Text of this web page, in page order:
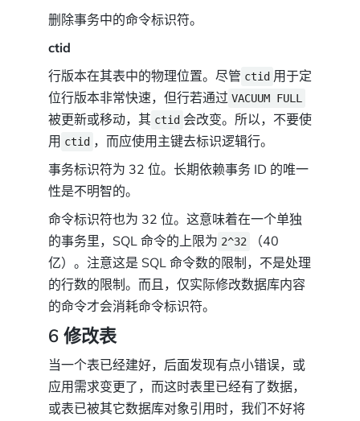
删除事务中的命令标识符。
ctid
行版本在其表中的物理位置。尽管 ctid 用于定
位行版本非常快速，但行若通过 VACUUM FULL
被更新或移动，其 ctid 会改变。所以，不要使
用 ctid ，而应使用主键去标识逻辑行。
事务标识符为 32 位。长期依赖事务 ID 的唯一
性是不明智的。
命令标识符也为 32 位。这意味着在一个单独
的事务里，SQL 命令的上限为 2^32
（40
亿）。注意这是 SQL 命令数的限制，不是处理
的行数的限制。而且，仅实际修改数据库内容
的命令才会消耗命令标识符。
6 修改表
当一个表已经建好，后面发现有点小错误，或
应用需求变更了，而这时表里已经有了数据，
或表已被其它数据库对象引用时，我们不好将